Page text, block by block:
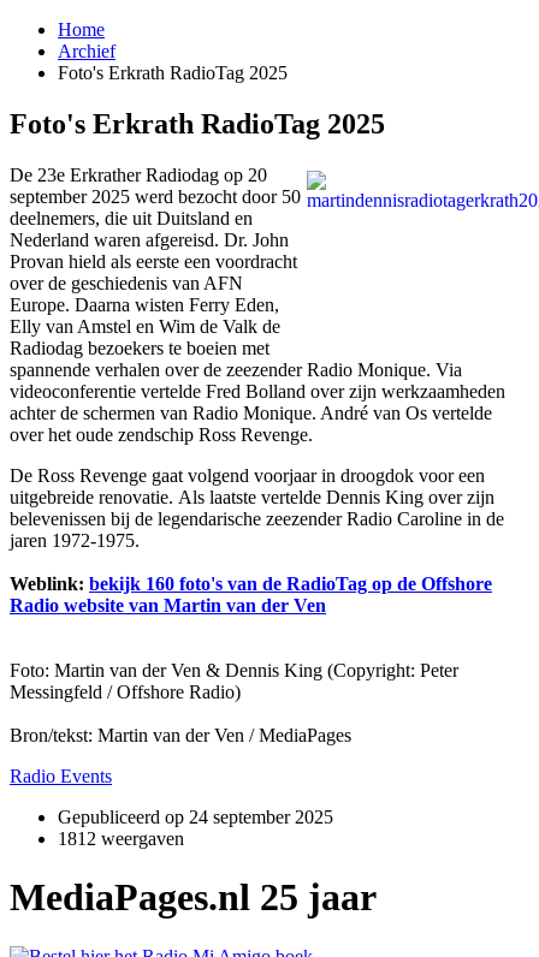
Home
Archief
Foto's Erkrath RadioTag 2025
Foto's Erkrath RadioTag 2025
De 23e Erkrather Radiodag op 20
september 2025 werd bezocht door 50
deelnemers, die uit Duitsland en
Nederland waren afgereisd. Dr. John
Provan hield als eerste een voordracht
over de geschiedenis van AFN
Europe. Daarna wisten Ferry Eden,
Elly van Amstel en Wim de Valk de
Radiodag bezoekers te boeien met
spannende verhalen over de zeezender Radio Monique. Via
videoconferentie vertelde Fred Bolland over zijn werkzaamheden
achter de schermen van Radio Monique. André van Os vertelde
over het oude zendschip Ross Revenge.
De Ross Revenge gaat volgend voorjaar in droogdok voor een
uitgebreide renovatie. Als laatste vertelde Dennis King over zijn
belevenissen bij de legendarische zeezender Radio Caroline in de
jaren 1972-1975.
Weblink: bekijk 160 foto's van de RadioTag op de Offshore
Radio website van Martin van der Ven
Foto: Martin van der Ven & Dennis King (Copyright: Peter
Messingfeld / Offshore Radio)
Bron/tekst: Martin van der Ven / MediaPages
Radio Events
Gepubliceerd op 24 september 2025
1812 weergaven
MediaPages.nl 25 jaar